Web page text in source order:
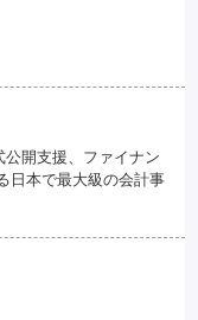
開支援、ファイナン
日本で最大級の会計事